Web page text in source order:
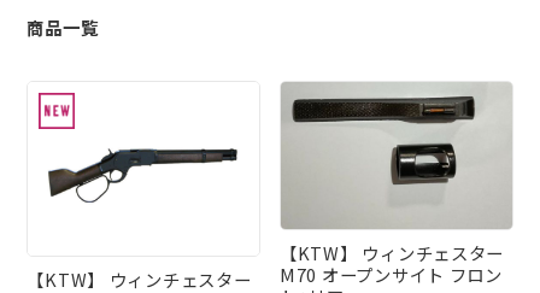
商品一覧
【KTW】 ウィンチェスター
【KTW】 ウィンチェスター
M70 オープンサイト フロン